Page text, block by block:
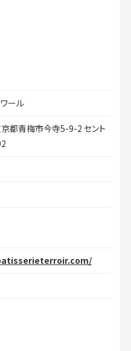
ール
都青梅市今寺5-9-2 セント